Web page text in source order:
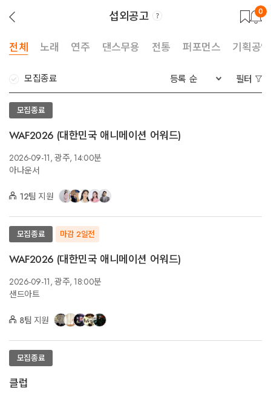
섭외공고
뒤
로
기
0
전체 노래 연주 댄스무용 전통 퍼포먼스 기획공연
모집종료 등록 순 필터
모집종료
WAF2026 (대한민국 애니메이션 어워드)
2026-09-11, 광주, 14:00분
아나운서
12팀 지원
모집종료 마감 2일전
WAF2026 (대한민국 애니메이션 어워드)
2026-09-11, 광주, 18:00분
샌드아트
8팀 지원
모집종료
클럽